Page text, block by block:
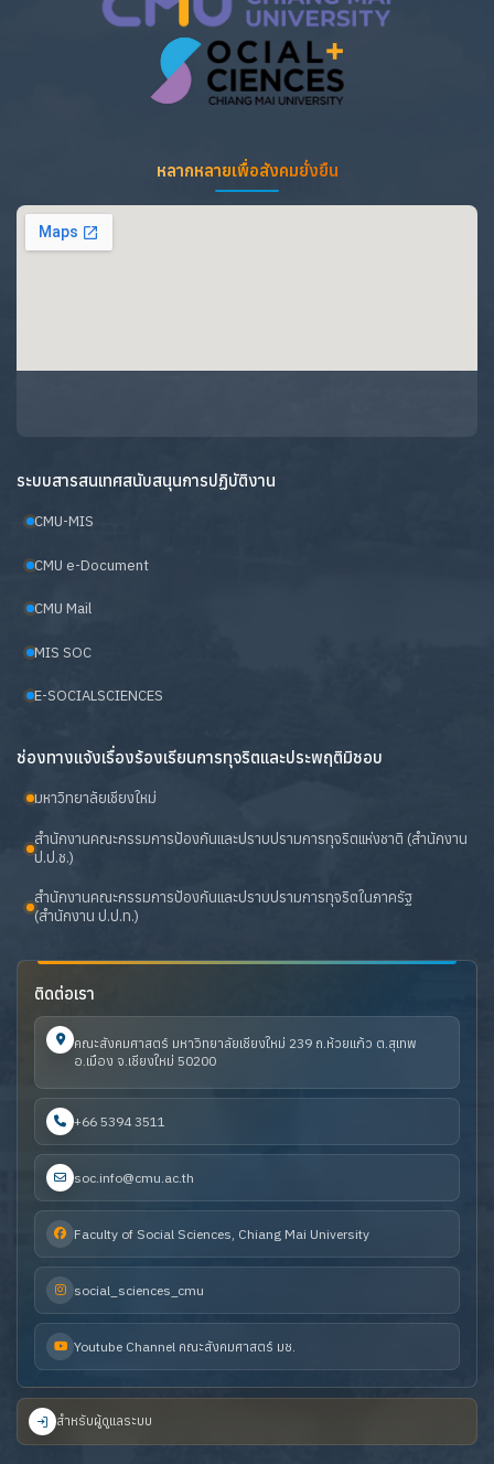
หลากหลายเพื่อสังคมยั่งยืน
ระบบสารสนเทศสนับสนุนการปฏิบัติงาน
CMU-MIS
CMU e-Document
CMU Mail
MIS SOC
E-SOCIALSCIENCES
ช่องทางแจ้งเรื่องร้องเรียนการทุจริตและประพฤติมิชอบ
มหาวิทยาลัยเชียงใหม่
สำนักงานคณะกรรมการป้องกันและปราบปรามการทุจริตแห่งชาติ (สำนักงาน
ป.ป.ช.)
สำนักงานคณะกรรมการป้องกันและปราบปรามการทุจริตในภาครัฐ
(สำนักงาน ป.ป.ท.)
ติดต่อเรา
คณะสังคมศาสตร์ มหาวิทยาลัยเชียงใหม่ 239 ถ.ห้วยแก้ว ต.สุเทพ
อ.เมือง จ.เชียงใหม่ 50200
+66 5394 3511
soc.info@cmu.ac.th
Faculty of Social Sciences, Chiang Mai University
social_sciences_cmu
Youtube Channel คณะสังคมศาสตร์ มช.
สำหรับผู้ดูแลระบบ